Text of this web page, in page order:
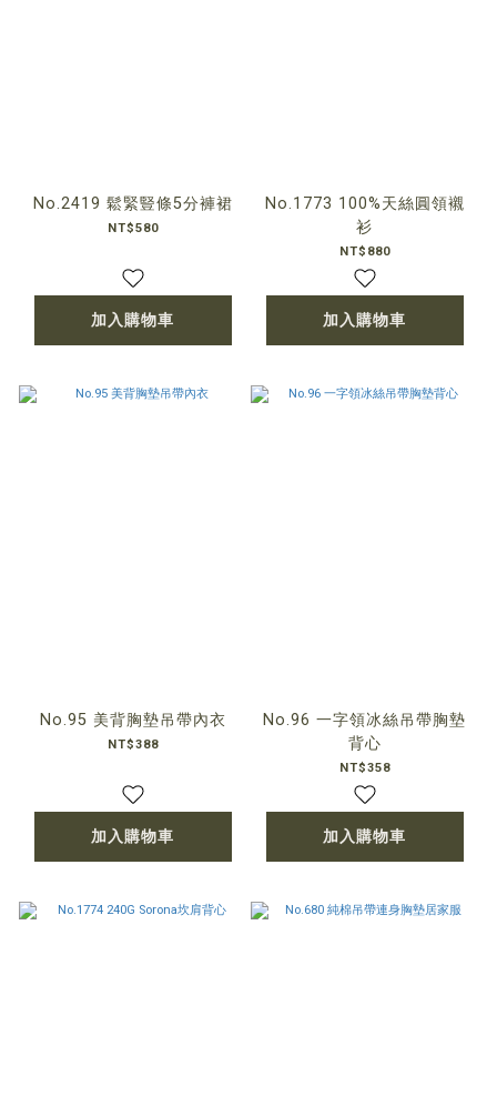
No.2419 鬆緊豎條5分褲裙
NT$580
加入購物車
No.1773 100%天絲圓領襯
衫
NT$880
加入購物車
No.95 美背胸墊吊帶內衣
NT$388
加入購物車
No.96 一字領冰絲吊帶胸墊
背心
NT$358
加入購物車